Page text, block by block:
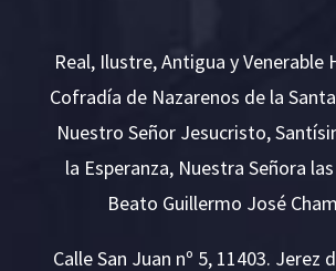
Real, Ilustre, Antigua y Venerable
Cofradía de Nazarenos de la
Nuestro Señor Jesucristo,
la Esperanza, Nuestra Señora
Beato Guillermo José
Calle San Juan nº 5, 11403. Jerez